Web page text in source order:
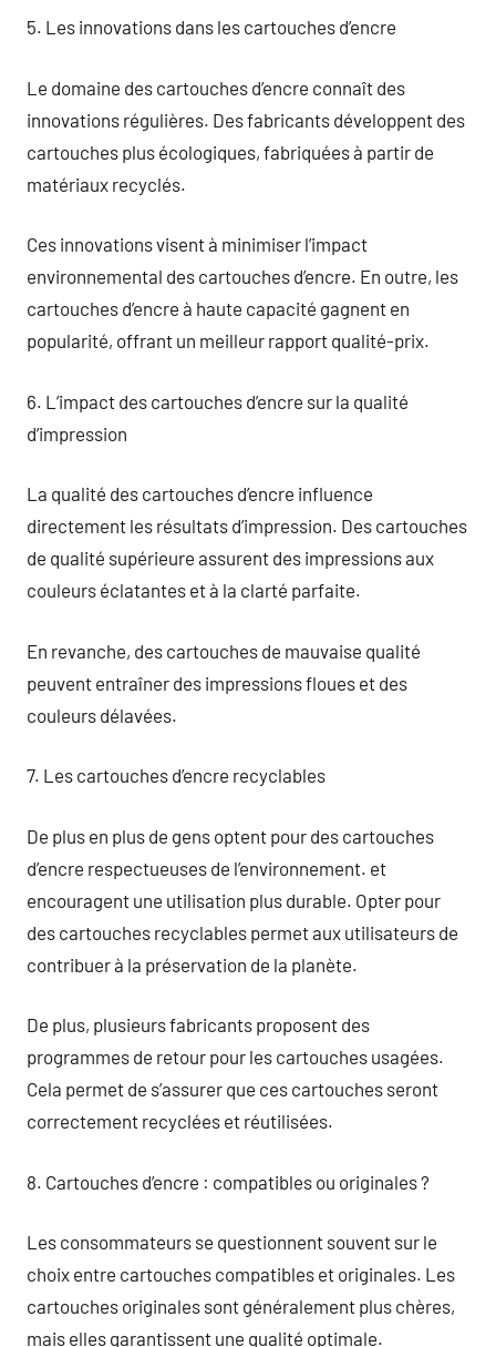
5. Les innovations dans les cartouches d’encre
Le domaine des cartouches d’encre connaît des
innovations régulières. Des fabricants développent des
cartouches plus écologiques, fabriquées à partir de
matériaux recyclés.
Ces innovations visent à minimiser l’impact
environnemental des cartouches d’encre. En outre, les
cartouches d’encre à haute capacité gagnent en
popularité, offrant un meilleur rapport qualité-prix.
6. L’impact des cartouches d’encre sur la qualité
d’impression
La qualité des cartouches d’encre influence
directement les résultats d’impression. Des cartouches
de qualité supérieure assurent des impressions aux
couleurs éclatantes et à la clarté parfaite.
En revanche, des cartouches de mauvaise qualité
peuvent entraîner des impressions floues et des
couleurs délavées.
7. Les cartouches d’encre recyclables
De plus en plus de gens optent pour des cartouches
d’encre respectueuses de l’environnement. et
encouragent une utilisation plus durable. Opter pour
des cartouches recyclables permet aux utilisateurs de
contribuer à la préservation de la planète.
De plus, plusieurs fabricants proposent des
programmes de retour pour les cartouches usagées.
Cela permet de s’assurer que ces cartouches seront
correctement recyclées et réutilisées.
8. Cartouches d’encre : compatibles ou originales ?
Les consommateurs se questionnent souvent sur le
choix entre cartouches compatibles et originales. Les
cartouches originales sont généralement plus chères,
mais elles garantissent une qualité optimale.